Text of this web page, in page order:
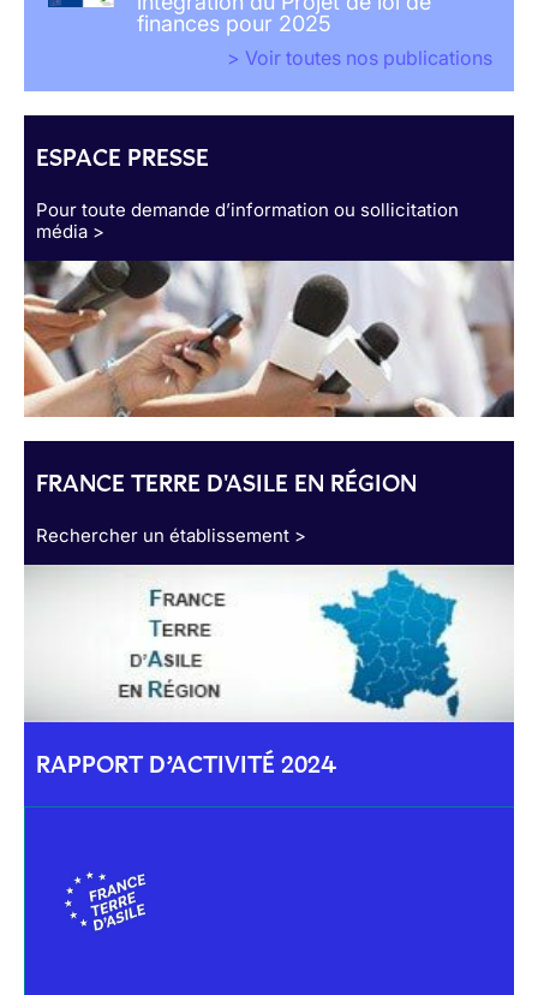
finances pour 2025
> Voir toutes nos publications
ESPACE PRESSE
Pour toute demande d’information ou sollicitation
média >
FRANCE TERRE D'ASILE EN RÉGION
Rechercher un établissement >
RAPPORT D’ACTIVITÉ 2024